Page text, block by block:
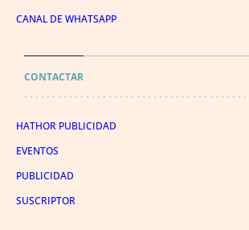
CANAL DE WHATSAPP
CONTACTAR
HATHOR PUBLICIDAD
EVENTOS
PUBLICIDAD
SUSCRIPTOR